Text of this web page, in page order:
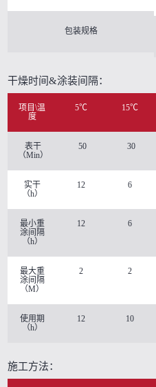
包装规格
干燥时间&涂装间隔：
项目\温
度
5℃ 15℃
表干
（Min）
50 30
实干
（h）
12 6
最小重
涂间隔
（h）
12 6
最大重
涂间隔
（M）
2 2
使用期
（h）
12 10
施工方法：